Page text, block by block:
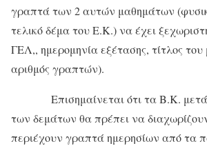
γραπτά των 2 αυτών μαθημάτων
τελικό δέμα του Ε.Κ.) να έχει
ΓΕΛ,, ημερομηνία εξέτασης, τίτλος του
αριθμός γραπτών).
Επισημαίνεται ότι τα Β.Κ. μετά
των δεμάτων θα πρέπει να
περιέχουν γραπτά ημερησίων από τα